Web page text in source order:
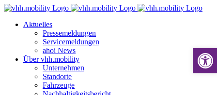
Zum
springenAktuelles
Pressemeldungen
Servicemeldungen
ahoi News
Über vhh.mobility
Unternehmen
Standorte
Fahrzeuge